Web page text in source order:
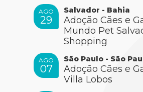
AGO
29
Salvador - Bahia
Adoção Cães e
Mundo Pet
Shopping
AGO
07
São Paulo - São
Adoção Cães e
Villa Lobos